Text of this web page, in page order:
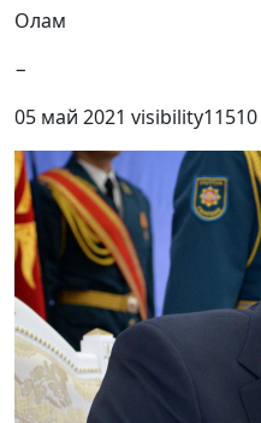
Олам
−
05 май 2021 visibility11510